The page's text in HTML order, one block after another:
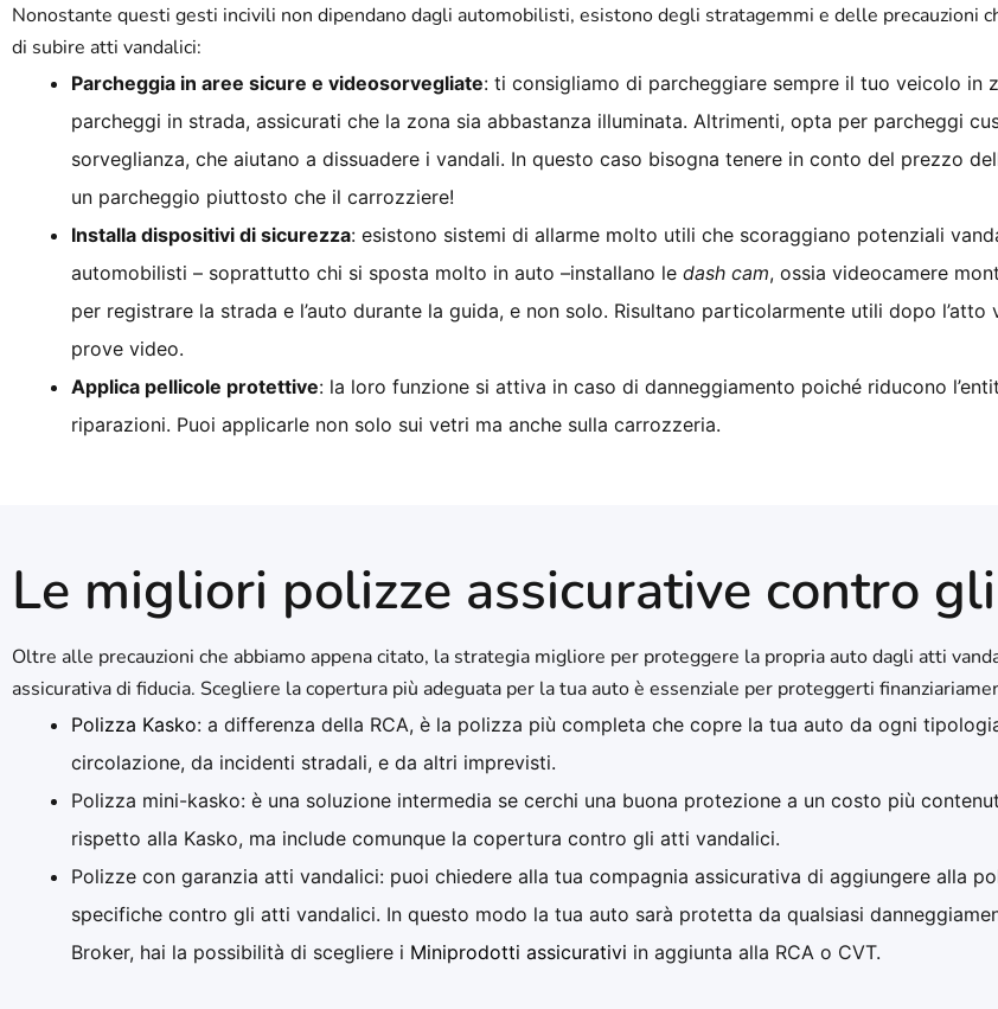
Nonostante questi gesti incivili non dipendano dagli automobilisti, esistono degli stratagemmi e delle precauzioni
di subire atti vandalici:
Parcheggia in aree sicure e videosorvegliate: ti consigliamo di parcheggiare sempre il tuo veicolo in
parcheggi in strada, assicurati che la zona sia abbastanza illuminata. Altrimenti, opta per parcheggi
sorveglianza, che aiutano a dissuadere i vandali. In questo caso bisogna tenere in conto del prezzo
un parcheggio piuttosto che il carrozziere!
Installa dispositivi di sicurezza: esistono sistemi di allarme molto utili che scoraggiano potenziali
automobilisti – soprattutto chi si sposta molto in auto –installano le dash cam, ossia videocamere
per registrare la strada e l’auto durante la guida, e non solo. Risultano particolarmente utili dopo
prove video.
Applica pellicole protettive: la loro funzione si attiva in caso di danneggiamento poiché riducono
riparazioni. Puoi applicarle non solo sui vetri ma anche sulla carrozzeria.
Le migliori polizze assicurative contro
Oltre alle precauzioni che abbiamo appena citato, la strategia migliore per proteggere la propria auto dagli atti
assicurativa di fiducia. Scegliere la copertura più adeguata per la tua auto è essenziale per proteggerti
Polizza Kasko: a differenza della RCA, è la polizza più completa che copre la tua auto da ogni
circolazione, da incidenti stradali, e da altri imprevisti.
Polizza mini-kasko: è una soluzione intermedia se cerchi una buona protezione a un costo più
rispetto alla Kasko, ma include comunque la copertura contro gli atti vandalici.
Polizze con garanzia atti vandalici: puoi chiedere alla tua compagnia assicurativa di aggiungere alla
specifiche contro gli atti vandalici. In questo modo la tua auto sarà protetta da qualsiasi
Broker, hai la possibilità di scegliere i Miniprodotti assicurativi in aggiunta alla RCA o CVT.